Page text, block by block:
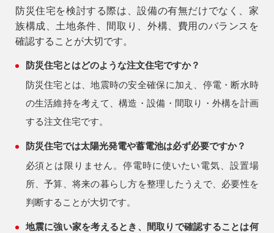
防災住宅を検討する際は、設備の有無だけでなく、家
族構成、土地条件、間取り、外構、費用のバランスを
確認することが大切です。
防災住宅とはどのような注文住宅ですか？
防災住宅とは、地震時の安全確保に加え、停電・断水時
の生活維持を考えて、構造・設備・間取り・外構を計画
する注文住宅です。
防災住宅では太陽光発電や蓄電池は必ず必要ですか？
必須とは限りません。停電時に使いたい電気、設置場
所、予算、将来の暮らし方を整理したうえで、必要性を
判断することが大切です。
地震に強い家を考えるとき、間取りで確認することは何